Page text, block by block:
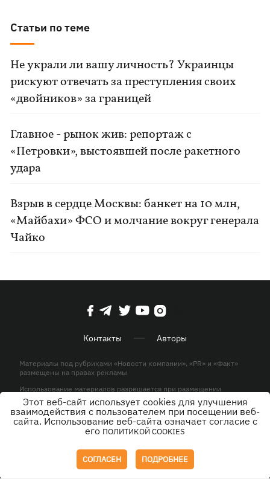
Статьи по теме
Не украли ли вашу личность? Украинцы
рискуют отвечать за преступления своих
«двойников» за границей
Главное - рынок жив: репортаж с
«Петровки», выстоявшей после ракетного
удара
Взрыв в сердце Москвы: банкет на 10 млн,
«Майбахи» ФСО и молчание вокруг генерала
Чайко
Контакты Авторы
Материалы под рубриками «Новости компании», «PR» и «Факт»
размещены на правах рекламы
Использование материалов разрешается при размещении
активной гиперссылки на KP.UA в первом абзаце.
© ООО «ЮЛАВ МЕДИА»,2026. Все права защищены.
Этот веб-сайт использует cookies для улучшения
взаимодействия с пользователем при посещении веб-
сайта. Использование веб-сайта означает согласие с
его ПОЛИТИКОЙ COOKIES
СОГЛАСЕН ПОДРОБНЕЕ